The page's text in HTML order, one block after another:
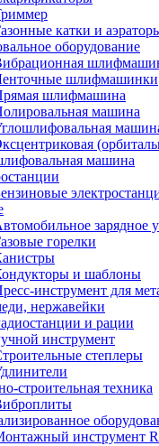
катки и
оборудование
шлифмашинки
шлифмашина
машина
машина
зарядное
горелки
и шаблоны
инструмент для
нержавейки
и рации
инструмент
степлеры
строительная техника
инструмент